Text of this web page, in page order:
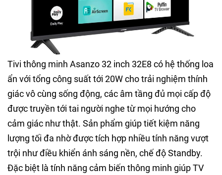
Tivi thông minh Asanzo 32 inch 32E8 có hệ thống loa
ẩn với tổng công suất tới 20W cho trải nghiệm thính
giác vô cùng sống động, các âm tầng đủ mọi cấp độ
được truyền tới tai người nghe từ mọi hướng cho
cảm giác như thật. Sản phẩm giúp tiết kiệm năng
lượng tối đa nhờ được tích hợp nhiều tính năng vượt
trội như điều khiển ánh sáng nền, chế độ Standby.
Đặc biệt là tính năng cảm biến thông minh giúp TV